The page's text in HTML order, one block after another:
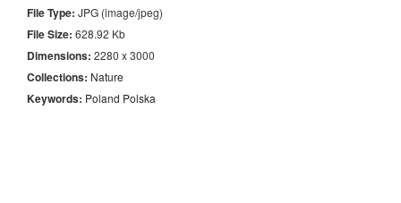
File Type: JPG (image/jpeg)
File Size: 628.92 Kb
Dimensions: 2280 x 3000
Collections: Nature
Keywords: Poland Polska